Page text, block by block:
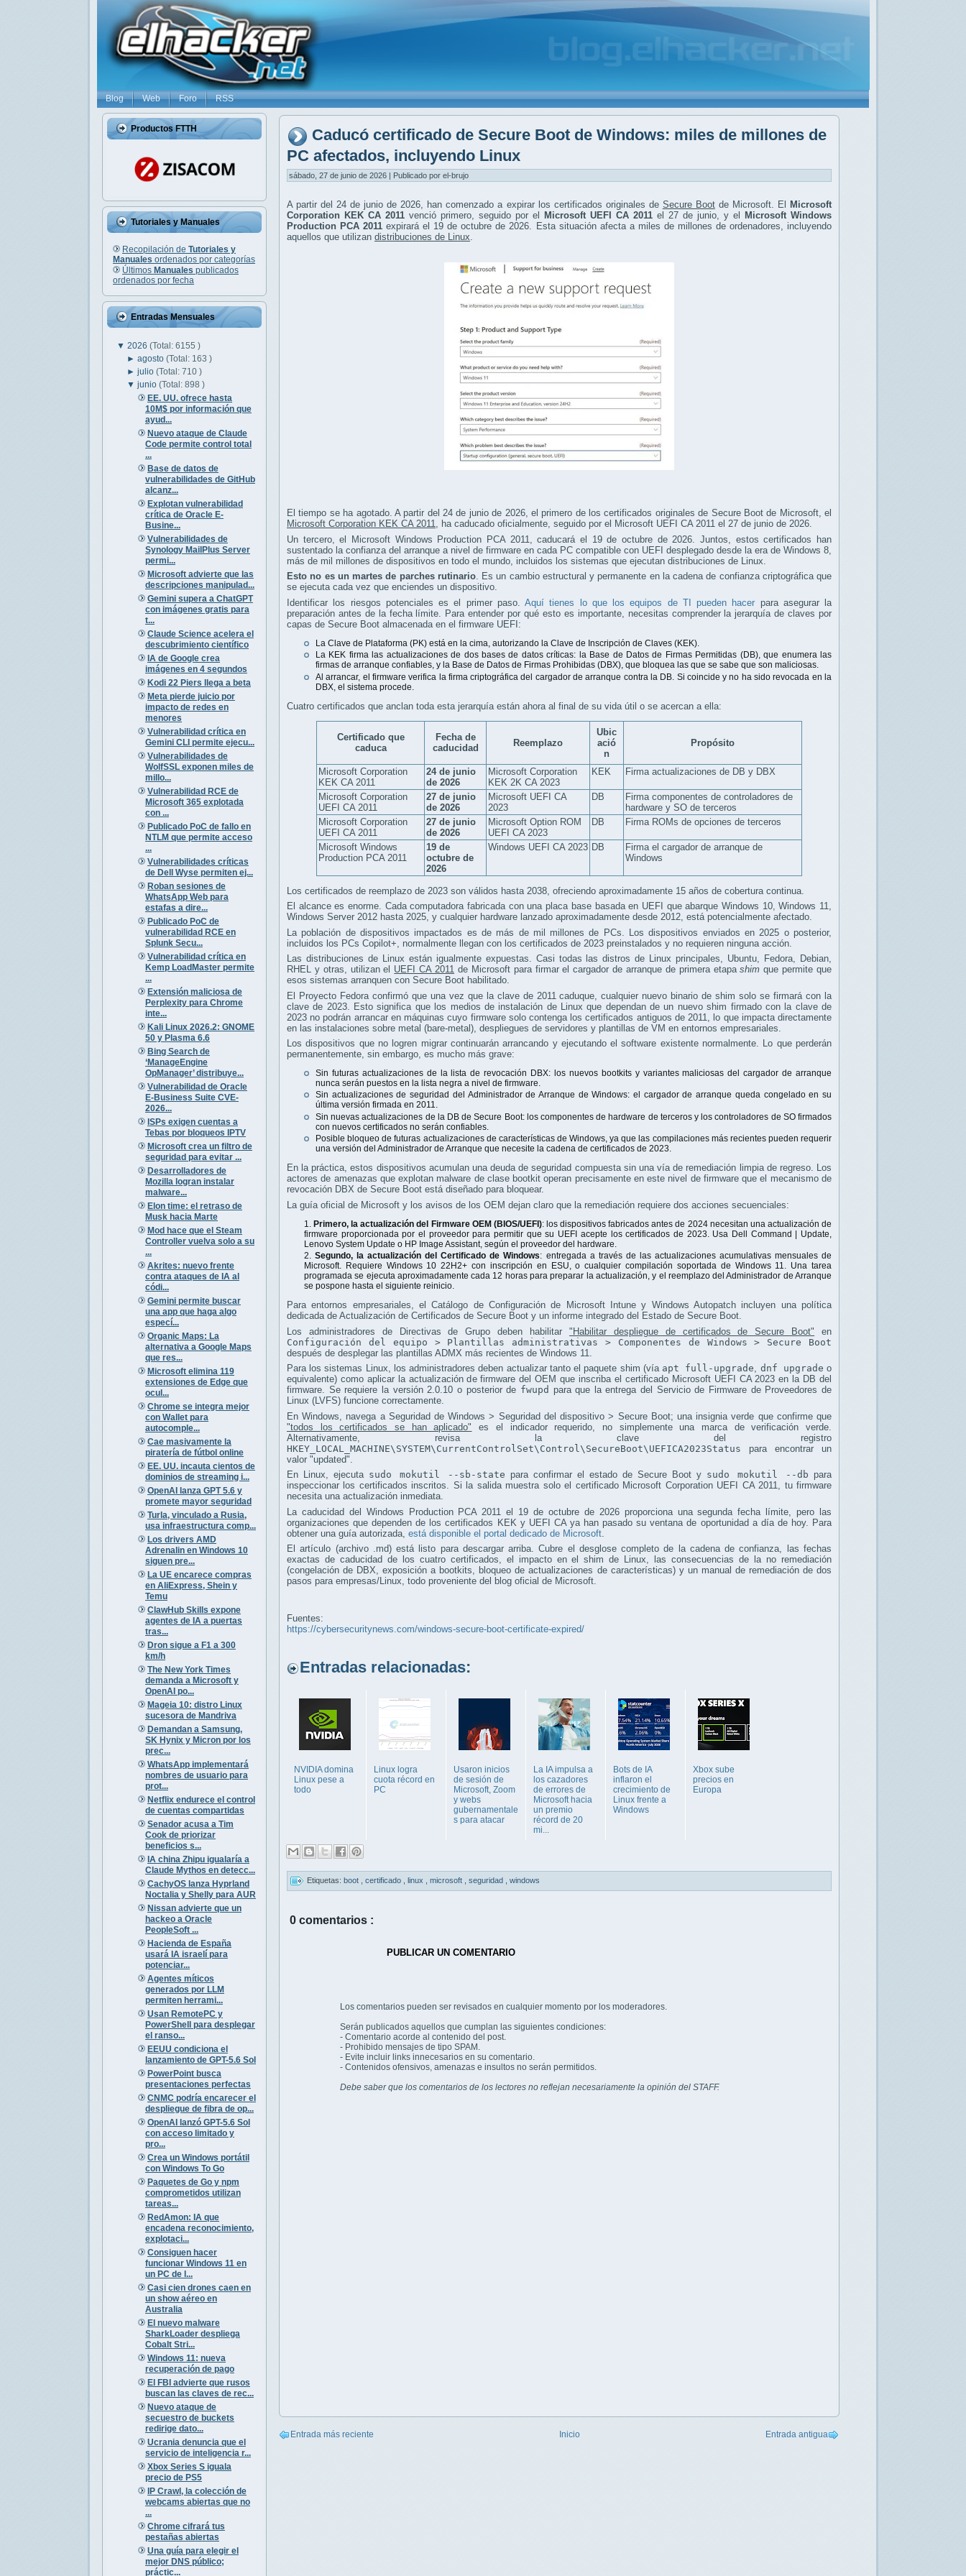
Blog Web Foro RSS
Productos FTTH
Tutoriales y Manuales
Recopilación de Tutoriales y
Manuales ordenados por categorías
Últimos Manuales publicados
ordenados por fecha
Entradas Mensuales
▼ 2026 (Total: 6155 )
►agosto(Total: 163 )
►julio(Total: 710 )
▼junio(Total: 898 )
EE. UU. ofrece hasta
10M$ por información que
ayud...
Nuevo ataque de Claude
Code permite control total
...
Base de datos de
vulnerabilidades de GitHub
alcanz...
Explotan vulnerabilidad
crítica de Oracle E-
Busine...
Vulnerabilidades de
Synology MailPlus Server
permi...
Microsoft advierte que las
descripciones manipulad...
Gemini supera a ChatGPT
con imágenes gratis para
t...
Claude Science acelera el
descubrimiento científico
IA de Google crea
imágenes en 4 segundos
Kodi 22 Piers llega a beta
Meta pierde juicio por
impacto de redes en
menores
Vulnerabilidad crítica en
Gemini CLI permite ejecu...
Vulnerabilidades de
WolfSSL exponen miles de
millo...
Vulnerabilidad RCE de
Microsoft 365 explotada
con ...
Publicado PoC de fallo en
NTLM que permite acceso
...
Vulnerabilidades críticas
de Dell Wyse permiten ej...
Roban sesiones de
WhatsApp Web para
estafas a dire...
Publicado PoC de
vulnerabilidad RCE en
Splunk Secu...
Vulnerabilidad crítica en
Kemp LoadMaster permite
...
Extensión maliciosa de
Perplexity para Chrome
inte...
Kali Linux 2026.2: GNOME
50 y Plasma 6.6
Bing Search de
‘ManageEngine
OpManager’ distribuye...
Vulnerabilidad de Oracle
E-Business Suite CVE-
2026...
ISPs exigen cuentas a
Tebas por bloqueos IPTV
Microsoft crea un filtro de
seguridad para evitar ...
Desarrolladores de
Mozilla logran instalar
malware...
Elon time: el retraso de
Musk hacia Marte
Mod hace que el Steam
Controller vuelva solo a su
...
Akrites: nuevo frente
contra ataques de IA al
códi...
Gemini permite buscar
una app que haga algo
especí...
Organic Maps: La
alternativa a Google Maps
que res...
Microsoft elimina 119
extensiones de Edge que
ocul...
Chrome se integra mejor
con Wallet para
autocomple...
Cae masivamente la
piratería de fútbol online
EE. UU. incauta cientos de
dominios de streaming i...
OpenAI lanza GPT 5.6 y
promete mayor seguridad
Turla, vinculado a Rusia,
usa infraestructura comp...
Los drivers AMD
Adrenalin en Windows 10
siguen pre...
La UE encarece compras
en AliExpress, Shein y
Temu
ClawHub Skills expone
agentes de IA a puertas
tras...
Dron sigue a F1 a 300
km/h
The New York Times
demanda a Microsoft y
OpenAI po...
Mageia 10: distro Linux
sucesora de Mandriva
Demandan a Samsung,
SK Hynix y Micron por los
prec...
WhatsApp implementará
nombres de usuario para
prot...
Netflix endurece el control
de cuentas compartidas
Senador acusa a Tim
Cook de priorizar
beneficios s...
IA china Zhipu igualaría a
Claude Mythos en detecc...
CachyOS lanza Hyprland
Noctalia y Shelly para AUR
Nissan advierte que un
hackeo a Oracle
PeopleSoft ...
Hacienda de España
usará IA israelí para
potenciar...
Agentes míticos
generados por LLM
permiten herrami...
Usan RemotePC y
PowerShell para desplegar
el ranso...
EEUU condiciona el
lanzamiento de GPT-5.6 Sol
PowerPoint busca
presentaciones perfectas
CNMC podría encarecer el
despliegue de fibra de op...
OpenAI lanzó GPT-5.6 Sol
con acceso limitado y
pro...
Crea un Windows portátil
con Windows To Go
Paquetes de Go y npm
comprometidos utilizan
tareas...
RedAmon: IA que
encadena reconocimiento,
explotaci...
Consiguen hacer
funcionar Windows 11 en
un PC de l...
Casi cien drones caen en
un show aéreo en
Australia
El nuevo malware
SharkLoader despliega
Cobalt Stri...
Windows 11: nueva
recuperación de pago
El FBI advierte que rusos
buscan las claves de rec...
Nuevo ataque de
secuestro de buckets
redirige dato...
Ucrania denuncia que el
servicio de inteligencia r...
Xbox Series S iguala
precio de PS5
IP Crawl, la colección de
webcams abiertas que no
...
Chrome cifrará tus
pestañas abiertas
Una guía para elegir el
mejor DNS público;
práctic...
Caducó certificado de Secure Boot de Windows: miles de millones de
PC afectados, incluyendo Linux
sábado, 27 de junio de 2026 | Publicado por el-brujo
A partir del 24 de junio de 2026, han comenzado a expirar los certificados originales de Secure Bootde Microsoft. El
Microsoft
Corporation KEK CA 2011 venció primero, seguido por el Microsoft UEFI CA 2011 el 27 de junio, y el
Microsoft Windows
Production PCA 2011 expirará el 19 de octubre de 2026. Esta situación afecta a miles de millones de ordenadores, incluyendo
aquellos que utilizan distribuciones de Linux
El tiempo se ha agotado. A partir del 24 de junio de 2026, el primero de los certificados originales de Secure Boot de Microsoft, el
Microsoft Corporation KEK CA 2011, ha caducado oficialmente, seguido por el Microsoft UEFI CA 2011 el 27 de junio de 2026.
Un tercero, el Microsoft Windows Production PCA 2011, caducará el 19 de octubre de 2026. Juntos, estos certificados han
sustentado la confianza del arranque a nivel de firmware en cada PC compatible con UEFI desplegado desde la era de Windows 8,
más de mil millones de dispositivos en todo el mundo, incluidos los sistemas que ejecutan distribuciones de Linux.
Esto no es un martes de parches rutinario. Es un cambio estructural y permanente en la cadena de confianza criptográfica que
se ejecuta cada vez que enciendes un dispositivo.
Identificar los riesgos potenciales es el primer paso. Aquí tienes lo que los equipos de TI pueden hacer para asegurar la
preparación antes de la fecha límite. Para entender por qué esto es importante, necesitas comprender la jerarquía de claves por
capas de Secure Boot almacenada en el firmware UEFI:
La Clave de Plataforma (PK) está en la cima, autorizando la Clave de Inscripción de Claves (KEK).
La KEK firma las actualizaciones de dos bases de datos críticas: la Base de Datos de Firmas Permitidas (DB), que enumera las
firmas de arranque confiables, y la Base de Datos de Firmas Prohibidas (DBX), que bloquea las que se sabe que son maliciosas.
Al arrancar, el firmware verifica la firma criptográfica del cargador de arranque contra la DB. Si coincide y no ha sido revocada en la
DBX, el sistema procede.
Cuatro certificados que anclan toda esta jerarquía están ahora al final de su vida útil o se acercan a ella:
Certificado que
caduca
Fecha de
caducidad
Reemplazo
Ubic
ació
n
Propósito
Microsoft Corporation
KEK CA 2011
24 de junio
de 2026
Microsoft Corporation
KEK 2K CA 2023
KEK Firma actualizaciones de DB y DBX
Microsoft Corporation
UEFI CA 2011
27 de junio
de 2026
Microsoft UEFI CA
2023
DB
Firma componentes de controladores de
hardware y SO de terceros
Microsoft Corporation
UEFI CA 2011
27 de junio
de 2026
Microsoft Option ROM
UEFI CA 2023
DB Firma ROMs de opciones de terceros
Microsoft Windows
Production PCA 2011
19 de
octubre de
2026
Windows UEFI CA 2023 DB
Firma el cargador de arranque de
Windows
Los certificados de reemplazo de 2023 son válidos hasta 2038, ofreciendo aproximadamente 15 años de cobertura continua.
El alcance es enorme. Cada computadora fabricada con una placa base basada en UEFI que abarque Windows 10, Windows 11,
Windows Server 2012 hasta 2025, y cualquier hardware lanzado aproximadamente desde 2012, está potencialmente afectado.
La población de dispositivos impactados es de más de mil millones de PCs. Los dispositivos enviados en 2025 o posterior,
incluidos los PCs Copilot+, normalmente llegan con los certificados de 2023 preinstalados y no requieren ninguna acción.
Las distribuciones de Linux están igualmente expuestas. Casi todas las distros de Linux principales, Ubuntu, Fedora, Debian,
RHEL y otras, utilizan el UEFI CA 2011 de Microsoft para firmar el cargador de arranque de primera etapashim que permite que
esos sistemas arranquen con Secure Boot habilitado.
El Proyecto Fedora confirmó que una vez que la clave de 2011 caduque, cualquier nuevo binario de shim solo se firmará con la
clave de 2023. Esto significa que los medios de instalación de Linux que dependan de un nuevo shim firmado con la clave de
2023 no podrán arrancar en máquinas cuyo firmware solo contenga los certificados antiguos de 2011, lo que impacta directamente
en las instalaciones sobre metal (bare-metal), despliegues de servidores y plantillas de VM en entornos empresariales.
Los dispositivos que no logren migrar continuarán arrancando y ejecutando el software existente normalmente. Lo que perderán
permanentemente, sin embargo, es mucho más grave:
Sin futuras actualizaciones de la lista de revocación DBX: los nuevos bootkits y variantes maliciosas del cargador de arranque
nunca serán puestos en la lista negra a nivel de firmware.
Sin actualizaciones de seguridad del Administrador de Arranque de Windows: el cargador de arranque queda congelado en su
última versión firmada en 2011.
Sin nuevas actualizaciones de la DB de Secure Boot: los componentes de hardware de terceros y los controladores de SO firmados
con nuevos certificados no serán confiables.
Posible bloqueo de futuras actualizaciones de características de Windows, ya que las compilaciones más recientes pueden requerir
una versión del Administrador de Arranque que necesite la cadena de certificados de 2023.
En la práctica, estos dispositivos acumulan una deuda de seguridad compuesta sin una vía de remediación limpia de regreso. Los
actores de amenazas que explotan malware de clase bootkit operan precisamente en este nivel de firmware que el mecanismo de
revocación DBX de Secure Boot está diseñado para bloquear.
La guía oficial de Microsoft y los avisos de los OEM dejan claro que la remediación requiere dos acciones secuenciales:
Primero, la actualización del Firmware OEM (BIOS/UEFI): los dispositivos fabricados antes de 2024 necesitan una actualización de
firmware proporcionada por el proveedor para permitir que su UEFI acepte los certificados de 2023. Usa Dell Command | Update,
Lenovo System Update o HP Image Assistant, según el proveedor del hardware.
Segundo, la actualización del Certificado de Windows: entregada a través de las actualizaciones acumulativas mensuales de
Microsoft. Requiere Windows 10 22H2+ con inscripción en ESU, o cualquier compilación soportada de Windows 11. Una tarea
programada se ejecuta aproximadamente cada 12 horas para preparar la actualización, y el reemplazo del Administrador de Arranque
se pospone hasta el siguiente reinicio.
Para entornos empresariales, el Catálogo de Configuración de Microsoft Intune y Windows Autopatch incluyen una política
dedicada de Actualización de Certificados de Secure Boot y un informe integrado del Estado de Secure Boot.
Los administradores de Directivas de Grupo deben habilitar "Habilitar despliegue de certificados de Secure Boot" en
Configuración del equipo > Plantillas administrativas > Componentes de Windows > Secure Boot
después de desplegar las plantillas ADMX más recientes de Windows 11.
Para los sistemas Linux, los administradores deben actualizar tanto el paquete shim (vía apt full-upgrade, dnf upgrade o
equivalente) como aplicar la actualización de firmware del OEM que inscriba el certificado Microsoft UEFI CA 2023 en la DB del
firmware. Se requiere la versión 2.0.10 o posterior de fwupd para que la entrega del Servicio de Firmware de Proveedores de
Linux (LVFS) funcione correctamente.
En Windows, navega a Seguridad de Windows > Seguridad del dispositivo > Secure Boot; una insignia verde que confirme que
"todos los certificados se han aplicado" es el indicador requerido, no simplemente una marca de verificación verde.
Alternativamente, revisa la clave del registro
HKEY_LOCAL_MACHINE\SYSTEM\CurrentControlSet\Control\SecureBoot\UEFICA2023Status para encontrar un
valor "updated".
En Linux, ejecuta sudo mokutil --sb-state para confirmar el estado de Secure Boot y sudo mokutil --db para
inspeccionar los certificados inscritos. Si la salida muestra solo el certificado Microsoft Corporation UEFI CA 2011, tu firmware
necesita una actualización inmediata.
La caducidad del Windows Production PCA 2011 el 19 de octubre de 2026 proporciona una segunda fecha límite, pero las
organizaciones que dependen de los certificados KEK y UEFI CA ya han pasado su ventana de oportunidad a día de hoy. Para
obtener una guía autorizada, está disponible el portal dedicado de Microsoft
El artículo (archivo .md) está listo para descargar arriba. Cubre el desglose completo de la cadena de confianza, las fechas
exactas de caducidad de los cuatro certificados, el impacto en el shim de Linux, las consecuencias de la no remediación
(congelación de DBX, exposición a bootkits, bloqueo de actualizaciones de características) y un manual de remediación de dos
pasos para empresas/Linux, todo proveniente del blog oficial de Microsoft.
Fuentes:
https://cybersecuritynews.com/windows-secure-boot-certificate-expired/
Entradas relacionadas:
NVIDIA domina
Linux pese a
todo
Linux logra
cuota récord en
PC
Usaron inicios
de sesión de
Microsoft, Zoom
y webs
gubernamentale
s para atacar
La IA impulsa a
los cazadores
de errores de
Microsoft hacia
un premio
récord de 20
mi...
Bots de IA
inflaron el
crecimiento de
Linux frente a
Windows
Xbox sube
precios en
Europa
Etiquetas: boot certificado linux microsoft seguridad windows
0 comentarios :
PUBLICAR UN COMENTARIO
Los comentarios pueden ser revisados en cualquier momento por los moderadores.
Serán publicados aquellos que cumplan las siguientes condiciones:
- Comentario acorde al contenido del post.
- Prohibido mensajes de tipo SPAM.
- Evite incluir links innecesarios en su comentario.
- Contenidos ofensivos, amenazas e insultos no serán permitidos.
Debe saber que los comentarios de los lectores no reflejan necesariamente la opinión del STAFF.
Entrada más reciente Entrada antigua
Inicio